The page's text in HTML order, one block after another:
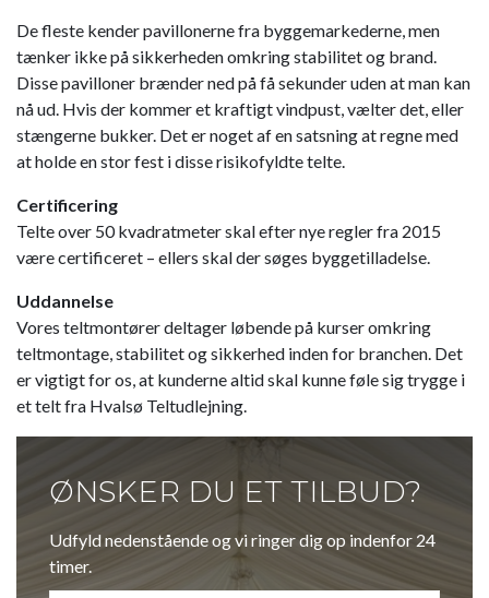
De fleste kender pavillonerne fra byggemarkederne, men
tænker ikke på sikkerheden omkring stabilitet og brand.
Disse pavilloner brænder ned på få sekunder uden at man kan
nå ud. Hvis der kommer et kraftigt vindpust, vælter det, eller
stængerne bukker. Det er noget af en satsning at regne med
at holde en stor fest i disse risikofyldte telte.
Certificering
Telte over 50 kvadratmeter skal efter nye regler fra 2015
være certificeret – ellers skal der søges byggetilladelse.
Uddannelse
Vores teltmontører deltager løbende på kurser omkring
teltmontage, stabilitet og sikkerhed inden for branchen. Det
er vigtigt for os, at kunderne altid skal kunne føle sig trygge i
et telt fra Hvalsø Teltudlejning.​
ØNSKER DU ET TILBUD?
Udfyld nedenstående og vi ringer dig op indenfor 24
timer.